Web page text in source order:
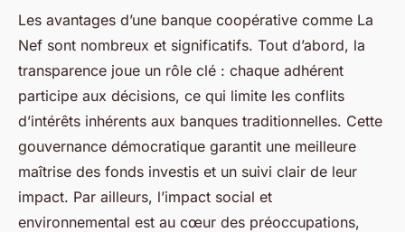
Les avantages d’une banque coopérative comme La
Nef sont nombreux et significatifs. Tout d’abord, la
transparence joue un rôle clé : chaque adhérent
participe aux décisions, ce qui limite les conflits
d’intérêts inhérents aux banques traditionnelles. Cette
gouvernance démocratique garantit une meilleure
maîtrise des fonds investis et un suivi clair de leur
impact. Par ailleurs, l’impact social et
environnemental est au cœur des préoccupations,